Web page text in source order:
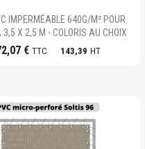
Ajouter au panier
IMPERMÉABLE 640G/M² POUR
3,5 X 2,5 M - COLORIS AU CHOIX
€TTC 143,39 HT